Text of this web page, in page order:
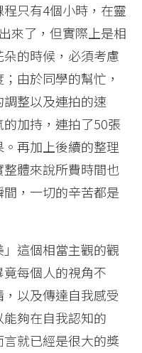
只有4個小時，在靈
來了，但實際上是相
的時候，必須考慮
由於同學的幫忙，
整以及連拍的速
加持，連拍了50張
再加上後續的整理
體來說所費時間也
，一切的辛苦都是
這個相當主觀的觀
每個人的視角不
以及傳達自我感受
夠在自我認知的
言就已經是很大的獎